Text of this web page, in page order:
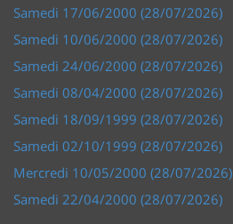
Samedi 17/06/2000 (28/07/2026)
Samedi 10/06/2000 (28/07/2026)
Samedi 24/06/2000 (28/07/2026)
Samedi 08/04/2000 (28/07/2026)
Samedi 18/09/1999 (28/07/2026)
Samedi 02/10/1999 (28/07/2026)
Mercredi 10/05/2000 (28/07/2026)
Samedi 22/04/2000 (28/07/2026)